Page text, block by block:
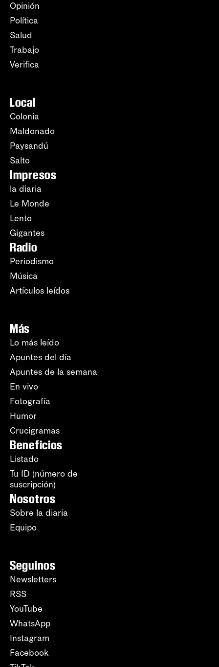
Opinión
Política
Salud
Trabajo
Verifica
Local
Colonia
Maldonado
Paysandú
Salto
Impresos
la diaria
Le Monde
Lento
Gigantes
Radio
Periodismo
Música
Artículos leídos
Más
Lo más leído
Apuntes del día
Apuntes de la semana
En vivo
Fotografía
Humor
Crucigramas
Beneficios
Listado
Tu ID (número de
suscripción)
Nosotros
Sobre la diaria
Equipo
Seguinos
Newsletters
RSS
YouTube
WhatsApp
Instagram
Facebook